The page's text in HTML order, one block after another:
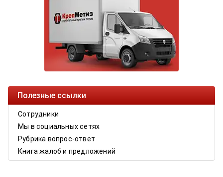
Полезные ссылки
Сотрудники
Мы в социальных сетях
Рубрика вопрос-ответ
Книга жалоб и предложений